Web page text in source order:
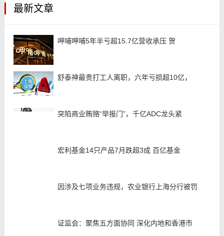
最新文章
呷哺呷哺5年半亏超15.7亿营收承压 贺
舒泰神最贵打工人离职，六年亏损超10亿，
突陷商业贿赂“举报门”，千亿ADC龙头紧
宏利基金14只产品7月跌超3成 百亿基金
因涉及七项业务违规，农业银行上海分行被罚
证监会：聚焦五方面协同 深化内地和香港市